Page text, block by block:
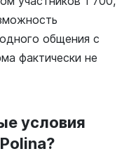
общения с
фактически не
условия